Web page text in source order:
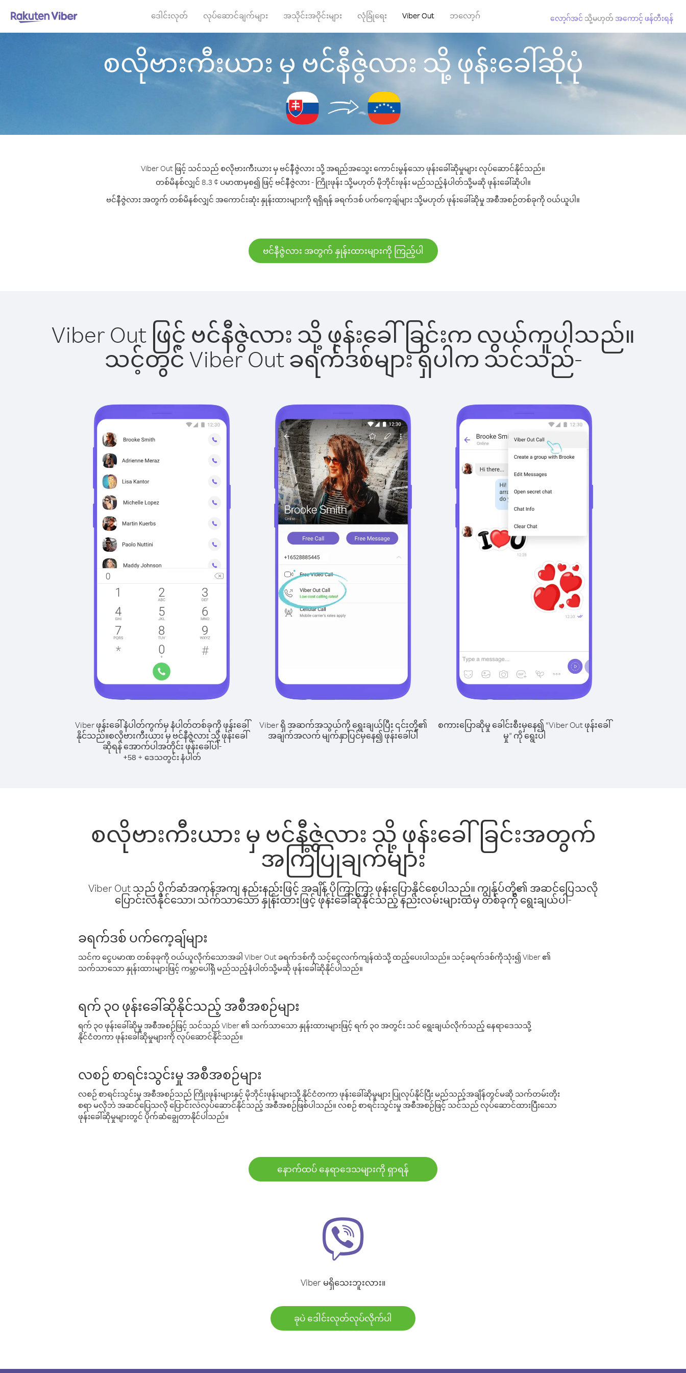
ဒေါင်းလုတ် လုပ်ဆောင်ချက်များ အသိုင်းအဝိုင်းများ လုံခြုံရေး Viber Out ဘလော့ဂ် လော့ဂ်အင် သို့မဟုတ် အကောင့် ဖန်တီးရန်
စလိုဗားကီးယား မှ ဗင်နီဇွဲလား သို့ ဖုန်းခေါ်ဆိုပုံ
Viber Out ဖြင့် သင်သည် စလိုဗားကီးယား မှ ဗင်နီဇွဲလား သို့ အရည်အသွေး ကောင်းမွန်သော ဖုန်းခေါ်ဆိုမှုများ လုပ်ဆောင်နိုင်သည်။
တစ်မိနစ်လျှင် 8.3 ¢ ပမာဏမှစ၍ ဖြင့် ဗင်နီဇွဲလား - ကြိုးဖုန်း သို့မဟုတ် မိုဘိုင်းဖုန်း မည်သည့်နံပါတ်သို့မဆို ဖုန်းခေါ်ဆိုပါ။
ဗင်နီဇွဲလား အတွက် တစ်မိနစ်လျှင် အကောင်းဆုံး နှုန်းထားများကို ရရှိရန် ခရက်ဒစ် ပက်ကေ့ချ်များ သို့မဟုတ် ဖုန်းခေါ်ဆိုမှု အစီအစဉ်တစ်ခုကို ဝယ်ယူပါ။
ဗင်နီဇွဲလား အတွက် နှုန်းထားများကို ကြည့်ပါ
Viber Out ဖြင့် ဗင်နီဇွဲလား သို့ ဖုန်းခေါ်ခြင်းက လွယ်ကူပါသည်။
သင့်တွင် Viber Out ခရက်ဒစ်များ ရှိပါက သင်သည်-
Viber ဖုန်းခေါ်နံပါတ်ကွက်မှ နံပါတ်တစ်ခုကို ဖုန်းခေါ်
နိုင်သည်။စလိုဗားကီးယား မှ ဗင်နီဇွဲလား သို့ ဖုန်းခေါ်
ဆိုရန် အောက်ပါအတိုင်း ဖုန်းခေါ်ပါ-
+58 + ဒေသတွင်း နံပါတ်
Viber ရှိ အဆက်အသွယ်ကို ရွေးချယ်ပြီး ၎င်းတို့၏
အချက်အလက် မျက်နှာပြင်မှနေ၍ ဖုန်းခေါ်ပါ
စကားပြောဆိုမှု ခေါင်းစီးမှနေ၍ “Viber Out ဖုန်းခေါ်
မှု” ကို ရွေးပါ
စလိုဗားကီးယား မှ ဗင်နီဇွဲလား သို့ ဖုန်းခေါ်ခြင်းအတွက်
အကြံပြုချက်များ
Viber Out သည် ပိုက်ဆံအကုန်အကျ နည်းနည်းဖြင့် အချိန် ပိုကြာကြာ ဖုန်းပြောနိုင်စေပါသည်။ ကျွန်ုပ်တို့၏ အဆင်ပြေသလို
ပြောင်းလဲနိုင်သော၊ သက်သာသော နှုန်းထားဖြင့် ဖုန်းခေါ်ဆိုနိုင်သည့် နည်းလမ်းများထဲမှ တစ်ခုကို ရွေးချယ်ပါ-
ခရက်ဒစ် ပက်ကေ့ချ်များ
သင်က ငွေပမာဏ တစ်ခုခုကို ဝယ်ယူလိုက်သောအခါ Viber Out ခရက်ဒစ်ကို သင့်ငွေလက်ကျန်ထဲသို့ ထည့်ပေးပါသည်။ သင့်ခရက်ဒစ်ကိုသုံး၍ Viber ၏
သက်သာသော နှုန်းထားများဖြင့် ကမ္ဘာပေါ်ရှိ မည်သည့်နံပါတ်သို့မဆို ဖုန်းခေါ်ဆိုနိုင်ပါသည်။
ရက် ၃၀ ဖုန်းခေါ်ဆိုနိုင်သည့် အစီအစဉ်များ
ရက် ၃၀ ဖုန်းခေါ်ဆိုမှု အစီအစဉ်ဖြင့် သင်သည် Viber ၏ သက်သာသော နှုန်းထားများဖြင့် ရက် ၃၀ အတွင်း သင် ရွေးချယ်လိုက်သည့် နေရာဒေသသို့
နိုင်ငံတကာ ဖုန်းခေါ်ဆိုမှုများကို လုပ်ဆောင်နိုင်သည်။
လစဉ် စာရင်းသွင်းမှု အစီအစဉ်များ
လစဉ် စာရင်းသွင်းမှု အစီအစဉ်သည် ကြိုးဖုန်းများနှင့် မိုဘိုင်းဖုန်းများသို့ နိုင်ငံတကာ ဖုန်းခေါ်ဆိုမှုများ ပြုလုပ်နိုင်ပြီး မည်သည့်အချိန်တွင်မဆို သက်တမ်းတိုး
စရာ မလိုဘဲ အဆင်ပြေသလို ပြောင်းလဲလုပ်ဆောင်နိုင်သည့် အစီအစဉ်ဖြစ်ပါသည်။ လစဉ် စာရင်းသွင်းမှု အစီအစဉ်ဖြင့် သင်သည် လုပ်ဆောင်ထားပြီးသော
ဖုန်းခေါ်ဆိုမှုများတွင် ပိုက်ဆံချွေတာနိုင်ပါသည်။
နောက်ထပ် နေရာဒေသများကို ရှာရန်
Viber မရှိသေးဘူးလား။
ခုပဲ ဒေါင်းလုတ်လုပ်လိုက်ပါ